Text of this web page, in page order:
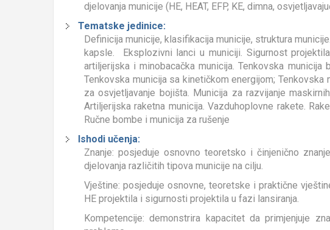
djelovanja municije (HE, HEAT, EFP, KE, dimna,
Tematske jedinice:
Definicija municije, klasifikacija municije, struktura
kapsle. Eksplozivni lanci u municiji. Sigurnost
artiljerijska i minobacačka municija. Tenkovska
Tenkovska municija sa kinetičkom energijom;
za osvjetljavanje bojišta. Municija za razvijanje
Artiljerijska raketna municija. Vazduhoplovne rakete.
Ručne bombe i municija za rušenje
Ishodi učenja:
Znanje: posjeduje osnovno teoretsko i činjenično
djelovanja različitih tipova municije na cilju.
Vještine: posjeduje osnovne, teoretske i praktične
HE projektila i sigurnosti projektila u fazi lansiranja.
Kompetencije: demonstrira kapacitet da primjenjuje